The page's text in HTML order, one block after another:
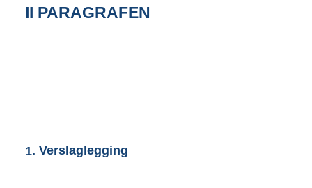
II PARAGRAFEN
1. Verslaglegging